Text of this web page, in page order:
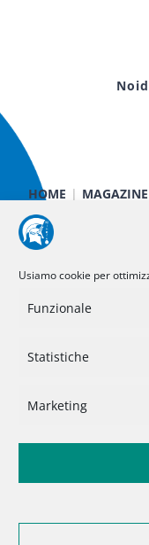
Usiamo cookie per
Funzionale
Statistiche
Marketing
HOME MAGAZINE
CIBO E SALUTE
NOI DI MINERVA